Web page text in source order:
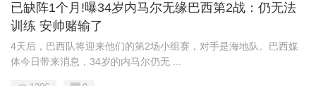
已缺阵1个月!曝34岁内马尔无缘巴西第2战：仍无法
训练 安帅赌输了
4天后，巴西队将迎来他们的第2场小组赛，对手是海地队。巴西媒
体今日带来消息，34岁的内马尔仍无 ...